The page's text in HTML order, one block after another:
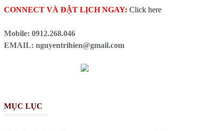
CONNECT VÀ ĐẶT LỊCH NGAY: Click here
Mobile: 0912.268.046
EMAIL: nguyentrihien@gmail.com
MỤC LỤC